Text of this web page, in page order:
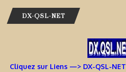
DX-QSL-NET
Cliquez sur Liens —> DX-QSL-NET